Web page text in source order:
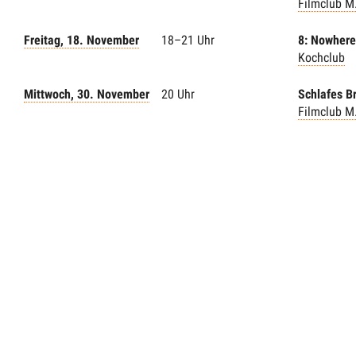
Filmclub
Freitag, 18. November 18–21 Uhr
8:
Kochclub
Mittwoch, 30. November 20 Uhr
Schlafes
Filmclub